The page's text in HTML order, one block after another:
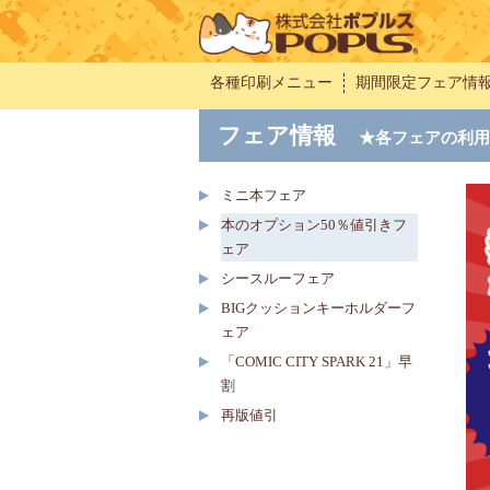
各種印刷メニュー 期間限定フェア情
フェア情報 ★各フェアの利
ミニ本フェア
本のオプション50％値引きフ
ェア
シースルーフェア
BIGクッションキーホルダーフ
ェア
「COMIC CITY SPARK 21」早
割
再版値引